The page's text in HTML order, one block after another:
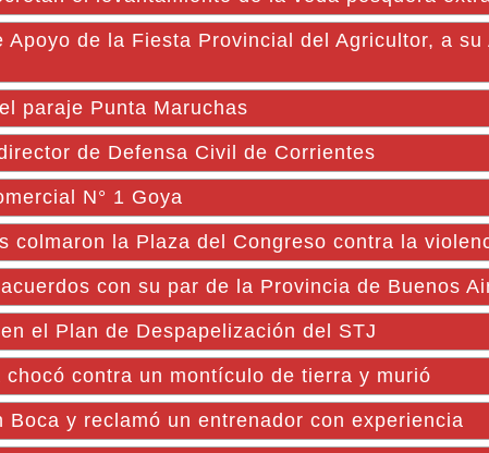
Apoyo de la Fiesta Provincial del Agricultor, a su
paraje Punta Maruchas
de Defensa Civil de Corrientes
N° 1 Goya
colmaron la Plaza del Congreso contra la
con su par de la Provincia de Buenos
el Plan de Despapelización del STJ
contra un montículo de tierra y murió
Boca y reclamó un entrenador con experiencia